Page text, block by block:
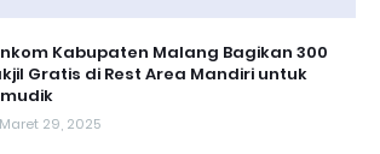
Kabupaten Malang Bagikan 300
Gratis di Rest Area Mandiri untuk
Maret 29, 2025